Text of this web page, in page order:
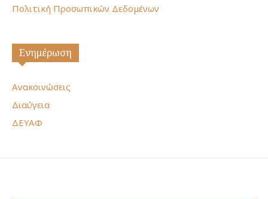
Πολιτική Προσωπικών Δεδομένων
Ενημέρωση
Ανακοινώσεις
Διαύγεια
ΔΕΥΑΦ